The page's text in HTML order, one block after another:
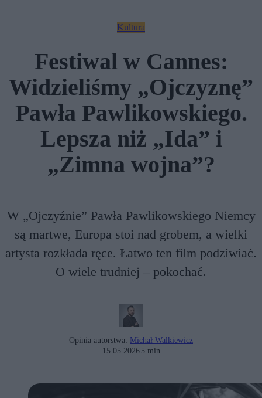
Kultura
Festiwal w Cannes:
Widzieliśmy „Ojczyznę”
Pawła Pawlikowskiego.
Lepsza niż „Ida” i
„Zimna wojna”?
W „Ojczyźnie” Pawła Pawlikowskiego Niemcy
są martwe, Europa stoi nad grobem, a wielki
artysta rozkłada ręce. Łatwo ten film podziwiać.
O wiele trudniej – pokochać.
Opinia autorstwa: Michał Walkiewicz
15.05.2026 5 min